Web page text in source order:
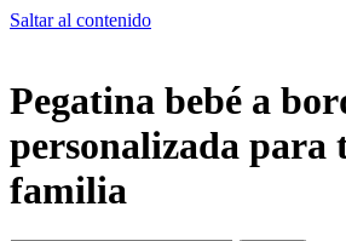
Saltar al contenido
Pegatina bebé a
personalizada para
familia